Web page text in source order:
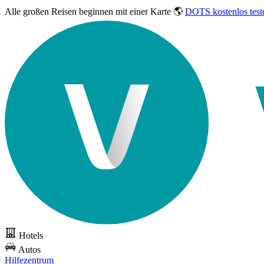
Alle großen Reisen beginnen mit einer Karte 🌎 DOTS kostenlos
Hotels
Autos
Hilfezentrum